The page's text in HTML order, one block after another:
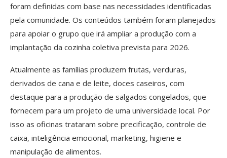
foram definidas com base nas necessidades identificadas
pela comunidade. Os conteúdos também foram planejados
para apoiar o grupo que irá ampliar a produção com a
implantação da cozinha coletiva prevista para 2026.
Atualmente as famílias produzem frutas, verduras,
derivados de cana e de leite, doces caseiros, com
destaque para a produção de salgados congelados, que
fornecem para um projeto de uma universidade local. Por
isso as oficinas trataram sobre precificação, controle de
caixa, inteligência emocional, marketing, higiene e
manipulação de alimentos.